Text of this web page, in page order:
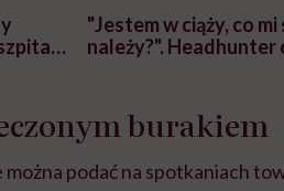
"Jestem w ciąży, co mi
należy?". Headhunter
pracy burakiem
można podać na spotkaniach